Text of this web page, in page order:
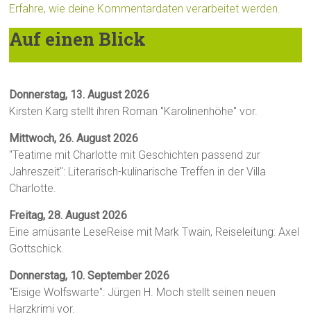
Erfahre, wie deine Kommentardaten verarbeitet werden.
Auf einen Blick
Donnerstag, 13. August 2026
Kirsten Karg stellt ihren Roman "Karolinenhöhe" vor.
Mittwoch, 26. August 2026
"Teatime mit Charlotte mit Geschichten passend zur
Jahreszeit": Literarisch-kulinarische Treffen in der Villa
Charlotte.
Freitag, 28. August 2026
Eine amüsante LeseReise mit Mark Twain, Reiseleitung: Axel
Gottschick.
Donnerstag, 10. September 2026
"Eisige Wolfswarte": Jürgen H. Moch stellt seinen neuen
Harzkrimi vor.